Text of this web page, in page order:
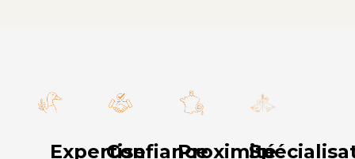
ExpertiseConfianceProximité